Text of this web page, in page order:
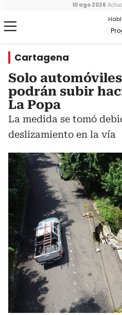
10 ago 2026
Cartagena
Solo
podrán subir
La Popa
La medida se tomó
deslizamiento en la vía